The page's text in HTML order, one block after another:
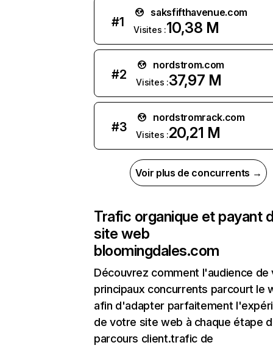
#1
saksfifthavenue.com
Visites :10,38 M
#2
nordstrom.com
Visites :37,97 M
#3
nordstromrack.com
Visites :20,21 M
Voir plus de concurrents →
Trafic organique et payant
site web
bloomingdales.com
Découvrez comment l'audience de
principaux concurrents parcourt le
afin d'adapter parfaitement
de votre site web à chaque étape
parcours client.trafic de